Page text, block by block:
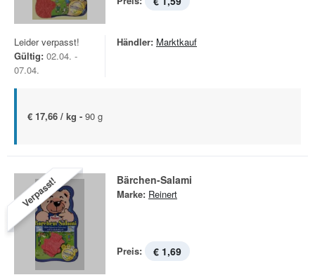
Leider verpasst!
Gültig: 02.04. -
07.04.
Händler: Marktkauf
€ 17,66 / kg - 90 g
Verpasst! Bärchen-Salami
Marke: Reinert
Preis: € 1,69